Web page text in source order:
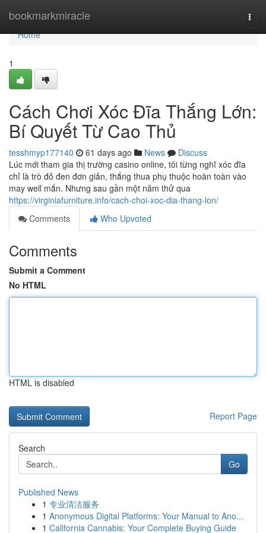
bookmarkmiracle
Home
Home
1
Cách Chơi Xóc Đĩa Thắng Lớn:
Bí Quyết Từ Cao Thủ
tesshmyp177140 61 days ago News
Discuss
Lúc mới tham gia thị trường casino online, tôi từng nghĩ xóc đĩa
chỉ là trò đỏ đen đơn giản, thắng thua phụ thuộc hoàn toàn vào
may well mắn. Nhưng sau gần một năm thử qua
https://virginiafurniture.info/cach-choi-xoc-dia-thang-lon/
Comments
Who Upvoted
Comments
Submit a Comment
No HTML
HTML is disabled
Report Page
Search
Go
Published News
1 专业清洁服务
1 Anonymous Digital Platforms: Your Manual to Ano...
1 California Cannabis: Your Complete Buying Guide